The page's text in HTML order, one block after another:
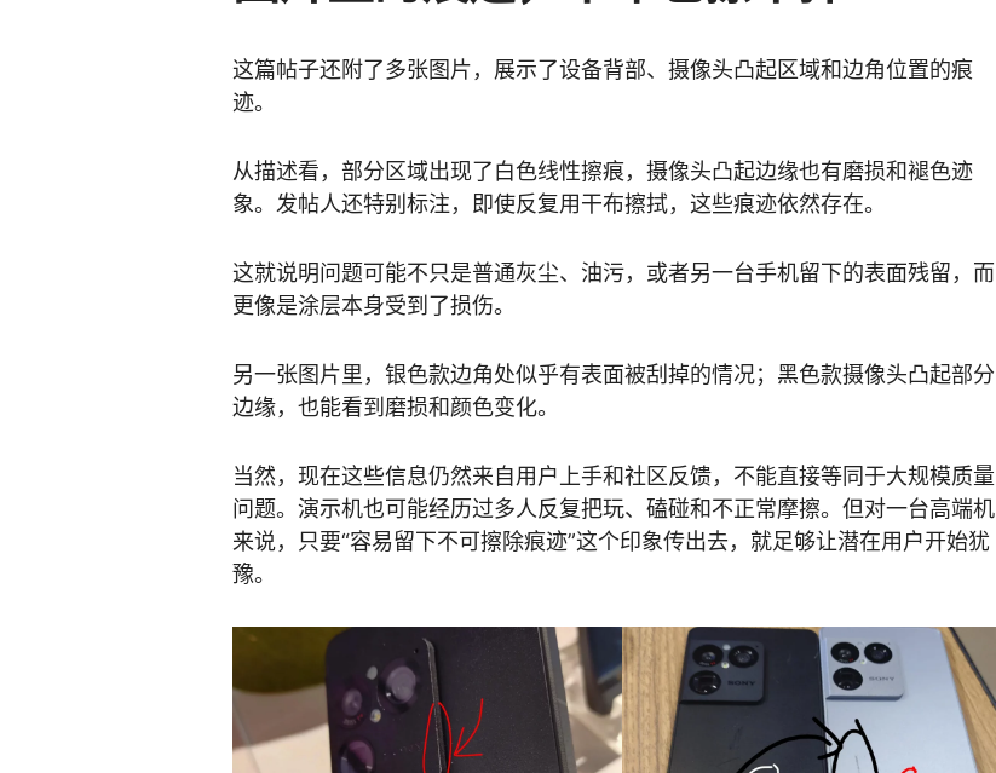
这篇帖子还附了多张图片，展示了设备背部、摄像头凸起区域和边角位置的痕
迹。
从描述看，部分区域出现了白色线性擦痕，摄像头凸起边缘也有磨损和褪色迹
象。发帖人还特别标注，即使反复用干布擦拭，这些痕迹依然存在。
这就说明问题可能不只是普通灰尘、油污，或者另一台手机留下的表面残留，而
更像是涂层本身受到了损伤。
另一张图片里，银色款边角处似乎有表面被刮掉的情况；黑色款摄像头凸起部分
边缘，也能看到磨损和颜色变化。
当然，现在这些信息仍然来自用户上手和社区反馈，不能直接等同于大规模质量
问题。演示机也可能经历过多人反复把玩、磕碰和不正常摩擦。但对一台高端机
来说，只要“容易留下不可擦除痕迹”这个印象传出去，就足够让潜在用户开始犹
豫。